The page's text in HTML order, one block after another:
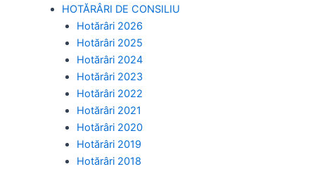
HOTĂRÂRI DE CONSILIU
Hotărâri 2026
Hotărâri 2025
Hotărâri 2024
Hotărâri 2023
Hotărâri 2022
Hotărâri 2021
Hotărâri 2020
Hotărâri 2019
Hotărâri 2018